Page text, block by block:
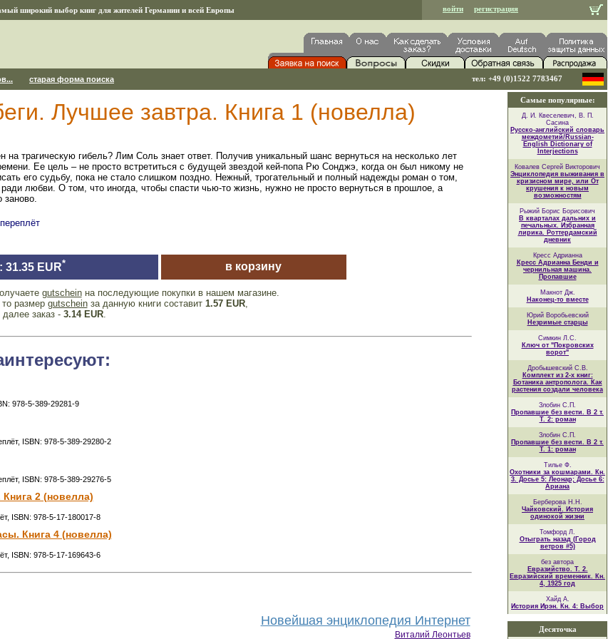
широкий выбор книг для жителей Германии и всей Европы войти регистрация
старая форма поиска тел: +49 (0)1522 7783467
Лучшее завтра. Книга 1 (новелла)
на трагическую гибель? Лим Соль знает ответ. Получив уникальный шанс вернуться на несколько лет
Ее цель – не просто встретиться с будущей звездой кей-попа Рю Сонджэ, когда он был никому не
его судьбу, пока не стало слишком поздно. Нежный, трогательный и полный надежды роман о том,
любви. О том, что иногда, чтобы спасти чью-то жизнь, нужно не просто вернуться в прошлое, а
заново.
31.35 EUR* в корзину
gutscheinна последующие покупки в нашем магазине.
размер gutscheinза данную книги составит 1.57 EUR,
заказ - 3.14 EUR.
978-5-389-29281-9
ISBN: 978-5-389-29280-2
ISBN: 978-5-389-29276-5
2 (новелла)
ISBN: 978-5-17-180017-8
Книга 4 (новелла)
ISBN: 978-5-17-169643-6
Новейшая энциклопедия Интернет
Виталий Леонтьев
Самые популярные:
Д. И. Квеселевич, В. П.
Сасина
Русско-английский словарь
междометий/Russian-
English Dictionary of
Interjections
Ковалев Сергей Викторович
Энциклопедия выживания в
кризисном мире, или От
крушения к новым
возможностям
Рыжий Борис Борисович
В кварталах дальних и
печальных. Избранная
лирика. Роттердамский
дневник
Кресс Адрианна
Кресс Адрианна Бенди и
чернильная машина.
Пропавшие
Макнот Дж.
Наконец-то вместе
Юрий Воробьевский
Незримые старцы
Симкин Л.С.
Ключ от "Покровских
ворот"
Дробышевский С.В.
Комплект из 2-х книг:
Ботаника антрополога. Как
растения создали человека
Злобин С.П.
Пропавшие без вести. В 2 т.
Т. 2: роман
Злобин С.П.
Пропавшие без вести. В 2 т.
Т. 1: роман
Тилье Ф.
Охотники за кошмарами. Кн.
3. Досье 5: Леонар; Досье 6:
Ариана
Берберова Н.Н.
Чайковский. История
одинокой жизни
Томфорд Л.
Отыграть назад (Город
ветров #5)
без автора
Евразийство. Т. 2.
Евразийский временник. Кн.
4, 1925 год
Хайд А.
История Ирэн. Кн. 4: Выбор
Десяточка